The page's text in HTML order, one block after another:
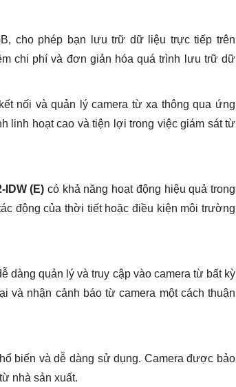
cho phép bạn lưu trữ dữ liệu trực tiếp trên
chi phí và đơn giản hóa quá trình lưu trữ dữ
nối và quản lý camera từ xa thông qua ứng
linh hoạt cao và tiện lợi trong việc giám sát từ
IDW (E) có khả năng hoạt động hiệu quả trong
động của thời tiết hoặc điều kiện môi trường
dàng quản lý và truy cập vào camera từ bất kỳ
và nhận cảnh báo từ camera một cách thuận
biến và dễ dàng sử dụng. Camera được bảo
nhà sản xuất.